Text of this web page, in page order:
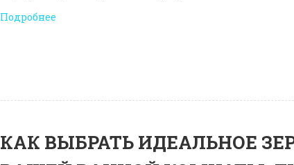
Подробнее
КАК ВЫБРАТЬ ИДЕАЛЬНОЕ